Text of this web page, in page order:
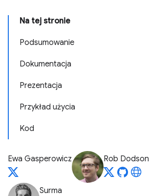
Na tej stronie
Podsumowanie
Dokumentacja
Prezentacja
Przykład użycia
Kod
Ewa Gasperowicz Rob Dodson
Surma